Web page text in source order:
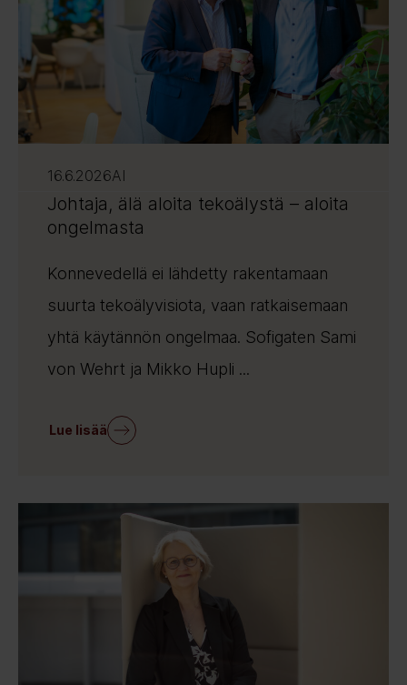
16.6.2026AI
Johtaja, älä aloita tekoälystä – aloita
ongelmasta
Konnevedellä ei lähdetty rakentamaan
suurta tekoälyvisiota, vaan ratkaisemaan
yhtä käytännön ongelmaa. Sofigaten Sami
von Wehrt ja Mikko Hupli ...
Lue lisää